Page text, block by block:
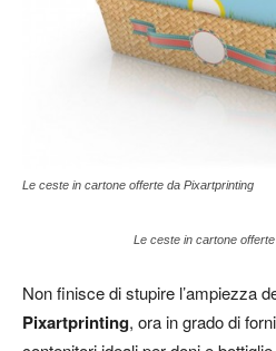
Le ceste in cartone offerte da Pixartprinting
Le ceste in cartone
Non finisce di stupire l’ampiezza
Pixartprinting, ora in grado di